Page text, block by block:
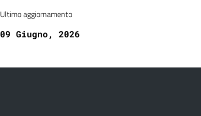
Ultimo aggiornamento
09 Giugno, 2026